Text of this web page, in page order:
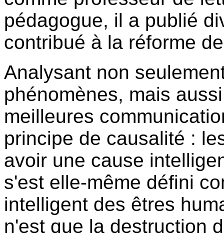
pédagogue, il a publié
contribué à la réforme
Analysant non
phénomènes, mais
meilleures
principe de causalité :
avoir une cause
s'est elle-même défini
intelligent des êtres
n'est que la destruction